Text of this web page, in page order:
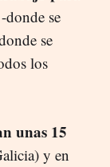
donde se
se
los
unas 15
y en